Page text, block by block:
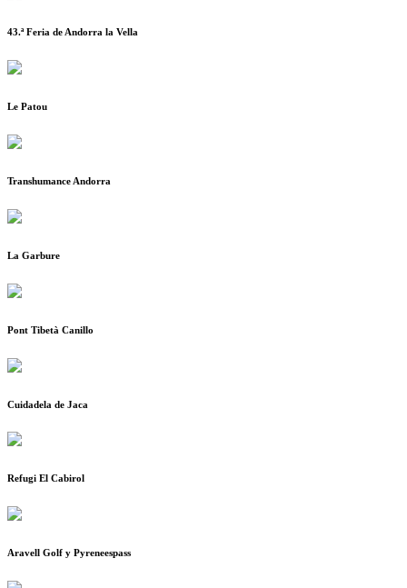
43.ª Feria de Andorra la Vella
Le Patou
Transhumance Andorra
La Garbure
Pont Tibetà Canillo
Cuidadela de Jaca
Refugi El Cabirol
Aravell Golf y Pyreneespass